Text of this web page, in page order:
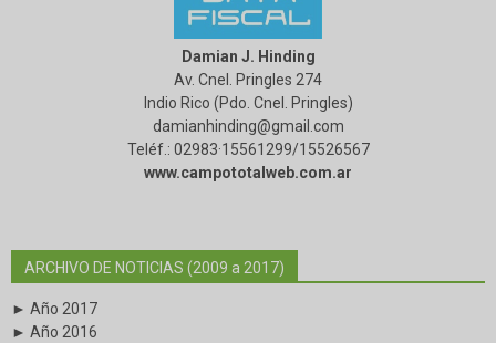
Damian J. Hinding
Av. Cnel. Pringles 274
Indio Rico (Pdo. Cnel. Pringles)
damianhinding@gmail.com
Teléf.: 02983·15561299/15526567
www.campototalweb.com.ar
ARCHIVO DE NOTICIAS (2009 a 2017)
► Año 2017
► Año 2016